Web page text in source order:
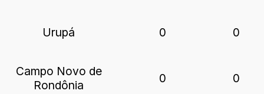
Urupá 0 0
Campo Novo de
Rondônia
0 0